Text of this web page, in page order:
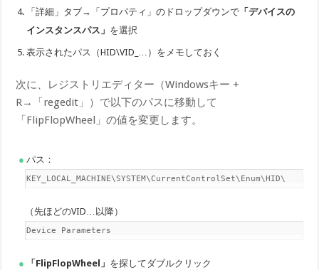
「詳細」タブ→「プロパティ」のドロップダウンで 「デバイスの
インスタンスパス」 を選択
表示されたパス（HID\VID_…）をメモしておく
次に、レジストリエディター（Windowsキー +
R→「regedit」）で以下のパスに移動して
「FlipFlopWheel」の値を変更します。
パス：
HKEY_LOCAL_MACHINE\SYSTEM\CurrentControlSet\Enum\HID\
（先ほどのVID…以降）
\Device Parameters
「FlipFlopWheel」 を探してダブルクリック